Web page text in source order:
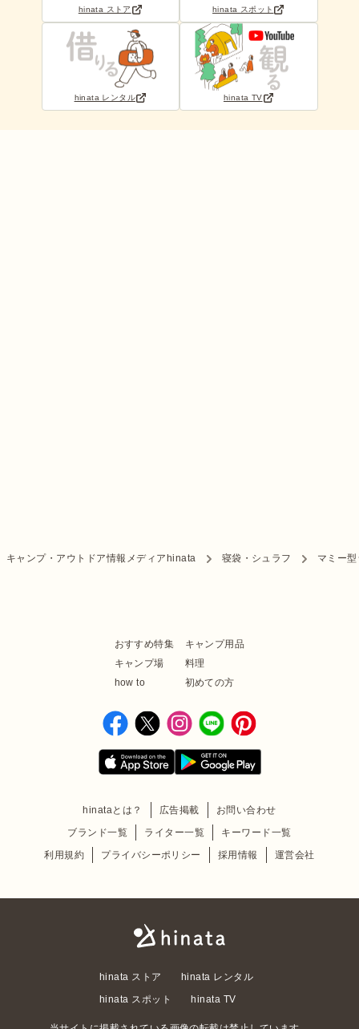
hinata ストア hinata スポット
hinata レンタル hinata TV
キャンプ・アウトドア情報メディアhinata 寝袋・シュラフ マミー
おすすめ特集
キャンプ用品
キャンプ場
料理
how to
初めての方
hinataとは？ 広告掲載
お問い合わせ
ブランド一覧
ライター一覧
キーワード一覧
利用規約
プライバシーポリシー 採用情報 運営会社
hinata ストア
hinata レンタル
hinata スポット
hinata TV